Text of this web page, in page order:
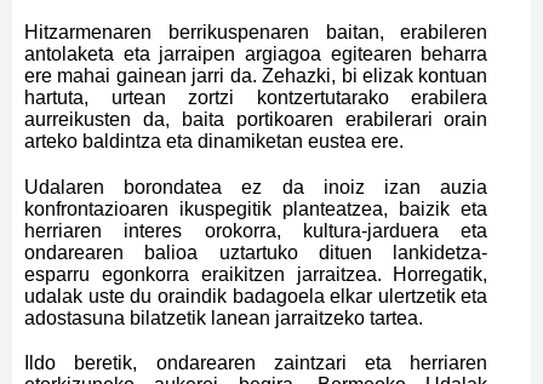
Hitzarmenaren berrikuspenaren baitan, erabileren
antolaketa eta jarraipen argiagoa egitearen beharra
ere mahai gainean jarri da. Zehazki, bi elizak kontuan
hartuta, urtean zortzi kontzertutarako erabilera
aurreikusten da, baita portikoaren erabilerari orain
arteko baldintza eta dinamiketan eustea ere.
Udalaren borondatea ez da inoiz izan auzia
konfrontazioaren ikuspegitik planteatzea, baizik eta
herriaren interes orokorra, kultura-jarduera eta
ondarearen balioa uztartuko dituen lankidetza-
esparru egonkorra eraikitzen jarraitzea. Horregatik,
udalak uste du oraindik badagoela elkar ulertzetik eta
adostasuna bilatzetik lanean jarraitzeko tartea.
Ildo beretik, ondarearen zaintzari eta herriaren